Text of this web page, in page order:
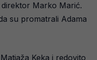
direktor Marko Marić.
su promatrali Adama
Keka i redovito